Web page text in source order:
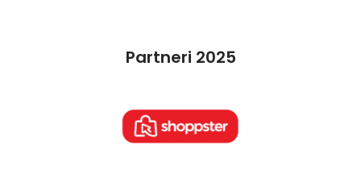
Partneri 2025